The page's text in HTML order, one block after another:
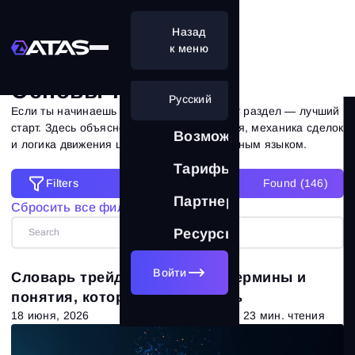
Возможности
Тарифы
Партнерам
Ресурсы
Русский
Войти
Назад
к меню
Основы трейдинга
Основы трейдинга
Если ты начинаешь путь в трейдинге, этот раздел — лучший
старт. Здесь объяснены ключевые понятия, механика сделок
и логика движения цены простым и понятным языком.
Filters Found (146)
Сбросить все фильтры
Filters
Сбросить все фильтры
Категории
Все статьи(673)
Теория рынка (320)
Словарь трейдера: главные термины и
понятия, которые нужно знать
18 июня, 2026 23 мин. чтения